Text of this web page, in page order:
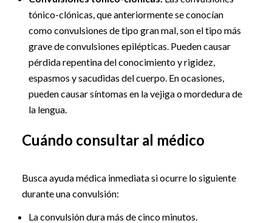
tónico-clónicas, que anteriormente se conocían
como convulsiones de tipo gran mal, son el tipo más
grave de convulsiones epilépticas. Pueden causar
pérdida repentina del conocimiento y rigidez,
espasmos y sacudidas del cuerpo. En ocasiones,
pueden causar síntomas en la vejiga o mordedura de
la lengua.
Cuándo consultar al médico
Busca ayuda médica inmediata si ocurre lo siguiente
durante una convulsión:
La convulsión dura más de cinco minutos.